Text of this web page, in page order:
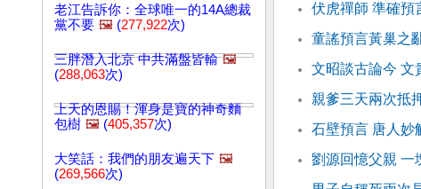
老江告訴你：全球唯一的14A總裁
黨不要 🖼️ (277,922次)
三胖潛入北京 中共滿盤皆輸 🖼️
(288,063次)
上天的恩賜！渾身是寶的神奇麵
包樹 🖼️ (405,357次)
大笑話：我們的朋友遍天下 🖼️
(269,566次)
伏虎禪師 準確預
童謠預言黃巢之
文昭談古論今 文
親爹三天兩次抵
石壁預言 唐人妙
劉源回憶父親 一